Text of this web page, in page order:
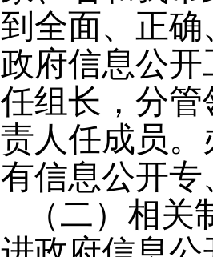
到全面、正
政府信息公
任组长，分
责人任成员
有信息公开
（二）相